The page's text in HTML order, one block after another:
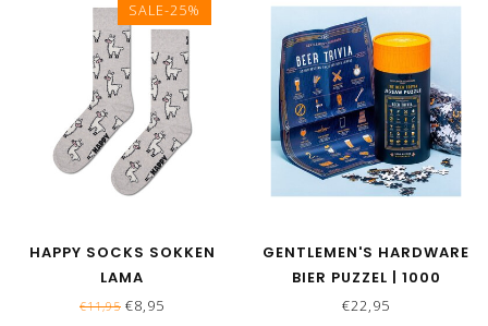
SALE-25%
HAPPY SOCKS SOKKEN
LAMA
€11,95 €8,95
GENTLEMEN'S HARDWARE
BIER PUZZEL | 1000
STUKJES
€22,95